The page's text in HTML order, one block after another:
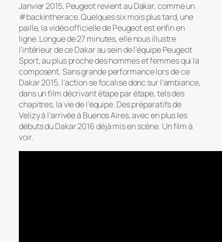
Janvier 2015, Peugeot revient au Dakar, comme un
#backintherace. Quelques six mois plus tard, une
paille, la vidéo officielle de Peugeot est enfin en
ligne. Longue de 27 minutes, elle nous illustre
l’intérieur de ce Dakar au sein de l’équipe Peugeot
Sport, au plus proche des hommes et femmes qui la
composent. Sans grande performance lors de ce
Dakar 2015, l’action se focalise donc sur l’ambiance,
dans un film décrivant étape par étape, tels des
chapitres, la vie de l’équipe. Des préparatifs de
Velizy à l’arrivée à Buenos Aires, avec en plus les
débuts du Dakar 2016 déjà mis en scène. Un film à
voir.